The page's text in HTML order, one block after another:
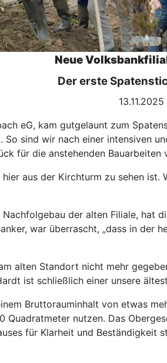
Neue
Der erste
13.11.2025
eG, kam gutgelaunt zum
sind wir nach einer intensiven
für die anstehenden Bauarbeiten
aus der Kirchturm zu sehen
der alten Filiale,
war überrascht, „dass in
alten Standort nicht mehr
ist schließlich einer unsere
Bruttorauminhalt von etwas
Quadratmeter nutzen. Das
für Klarheit und